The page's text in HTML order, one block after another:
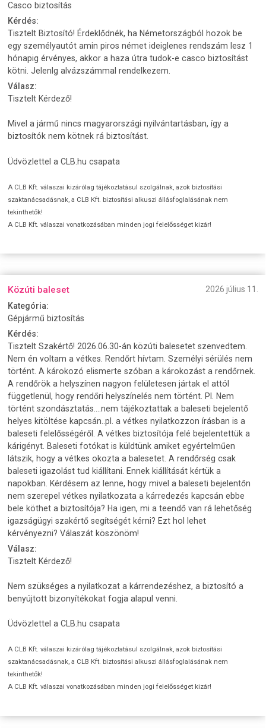
Casco biztosítás
Kérdés:
Tisztelt Biztosító! Érdeklődnék, ha Németországból hozok be
egy személyautót amin piros német ideiglenes rendszám lesz 1
hónapig érvényes, akkor a haza útra tudok-e casco biztosítást
kötni. Jelenlg alvázszámmal rendelkezem.
Válasz:
Tisztelt Kérdező!
Mivel a jármű nincs magyarországi nyilvántartásban, így a
biztosítók nem kötnek rá biztosítást.
Üdvözlettel a CLB.hu csapata
A CLB Kft. válaszai kizárólag tájékoztatásul szolgálnak, azok biztosítási
szaktanácsadásnak, a CLB Kft. biztosítási alkuszi állásfoglalásának nem
tekinthetők!
A CLB Kft. válaszai vonatkozásában minden jogi felelősséget kizár!
Közúti baleset
2026 július 11.
Kategória:
Gépjármű biztosítás
Kérdés:
Tisztelt Szakértő! 2026.06.30-án közúti balesetet szenvedtem.
Nem én voltam a vétkes. Rendőrt hívtam. Személyi sérülés nem
történt. A károkozó elismerte szóban a károkozást a rendőrnek.
A rendőrök a helyszínen nagyon felületesen jártak el attól
függetlenül, hogy rendőri helyszínelés nem történt. Pl. Nem
történt szondásztatás....nem tájékoztattak a baleseti bejelentő
helyes kitöltése kapcsán..pl. a vétkes nyilatkozzon írásban is a
baleseti felelősségéről. A vétkes biztosítója felé bejelentettük a
kárigényt. Baleseti fotókat is küldtünk amiket egyértelműen
látszik, hogy a vétkes okozta a balesetet. A rendőrség csak
baleseti igazolást tud kiállítani. Ennek kiállítását kértük a
napokban. Kérdésem az lenne, hogy mivel a baleseti bejelentőn
nem szerepel vétkes nyilatkozata a kárredezés kapcsán ebbe
bele köthet a biztosítója? Ha igen, mi a teendő van rá lehetőség
igazságügyi szakértő segítségét kérni? Ezt hol lehet
kérvényezni? Válaszát köszönöm!
Válasz:
Tisztelt Kérdező!
Nem szükséges a nyilatkozat a kárrendezéshez, a biztosító a
benyújtott bizonyítékokat fogja alapul venni.
Üdvözlettel a CLB.hu csapata
A CLB Kft. válaszai kizárólag tájékoztatásul szolgálnak, azok biztosítási
szaktanácsadásnak, a CLB Kft. biztosítási alkuszi állásfoglalásának nem
tekinthetők!
A CLB Kft. válaszai vonatkozásában minden jogi felelősséget kizár!